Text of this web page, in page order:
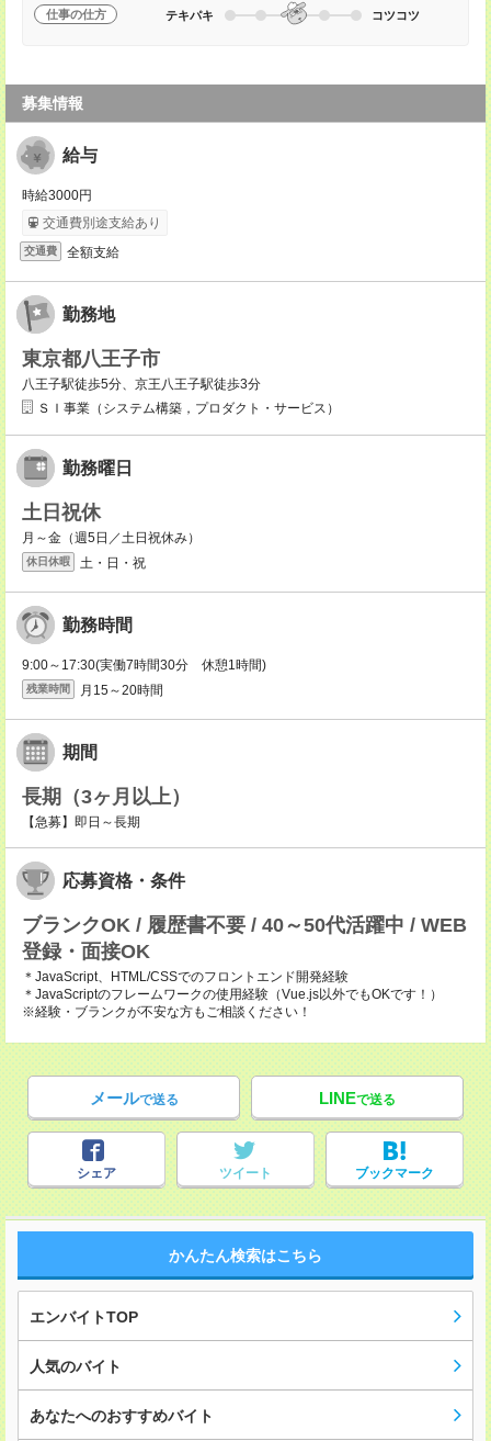
仕事の仕方 テキパキ コツコツ
募集情報
給与
時給3000円
交通費別途支給あり
交通費 全額支給
勤務地
東京都八王子市
八王子駅徒歩5分、京王八王子駅徒歩3分
ＳＩ事業（システム構築，プロダクト・サービス）
勤務曜日
土日祝休
月～金（週5日／土日祝休み）
休日休暇 土・日・祝
勤務時間
9:00～17:30(実働7時間30分 休憩1時間)
残業時間 月15～20時間
期間
長期（3ヶ月以上）
【急募】即日～長期
応募資格・条件
ブランクOK / 履歴書不要 / 40～50代活躍中 / WEB
登録・面接OK
＊JavaScript、HTML/CSSでのフロントエンド開発経験
＊JavaScriptのフレームワークの使用経験（Vue.js以外でもOKです！）
※経験・ブランクが不安な方もご相談ください！
メールで送る LINEで送る
シェア ツイート ブックマーク
かんたん検索はこちら
エンバイトTOP
人気のバイト
あなたへのおすすめバイト